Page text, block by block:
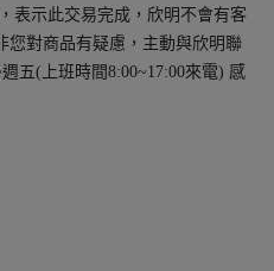
表示此交易完成，欣明不會有客
您對商品有疑慮，主動與欣明聯
五(上班時間8:00~17:00來電) 感